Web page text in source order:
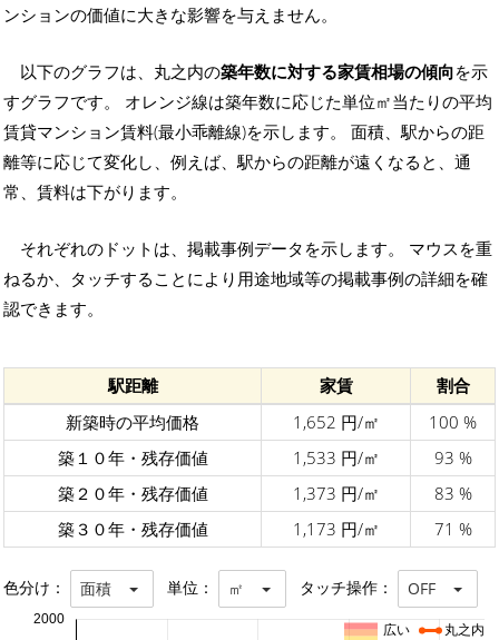
ンションの価値に大きな影響を与えません。
以下のグラフは、丸之内の築年数に対する家賃相場の傾向を示
すグラフです。 オレンジ線は築年数に応じた単位㎡当たりの平均
賃貸マンション賃料(最小乖離線)を示します。 面積、駅からの距
離等に応じて変化し、例えば、駅からの距離が遠くなると、通
常、賃料は下がります。
それぞれのドットは、掲載事例データを示します。 マウスを重
ねるか、タッチすることにより用途地域等の掲載事例の詳細を確
認できます。
駅距離 家賃
割合
新築時の平均価格
1,652 円/㎡
100 %
築１０年・残存価値
1,533 円/㎡
93 %
築２０年・残存価値
1,373 円/㎡
83 %
築３０年・残存価値
1,173 円/㎡ 71 %
色分け： 面積 単位： ㎡ タッチ操作： OFF
2000
丸之内
広い